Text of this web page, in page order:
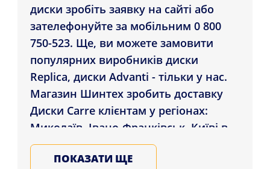
диски зробіть заявку на сайті або
зателефонуйте за мобільним 0 800
750-523. Ще, ви можете замовити
популярних виробників диски
Replica, диски Advanti - тільки у нас.
Магазин Шинтех зробить доставку
Диски Carre клієнтам у регіонах:
Миколаїв, Івано-Франківськ, Київі в
інші міста України. Підбирайте та
купуйте сталеві, ковані, литі
ПОКАЗАТИ ЩЕ